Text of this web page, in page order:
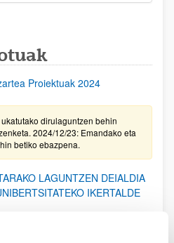
Proiektuak 2024
dirulaguntzen behin
2024/12/23: Emandako eta
betiko ebazpena.
LAGUNTZEN DEIALDIA
IKERTALDE